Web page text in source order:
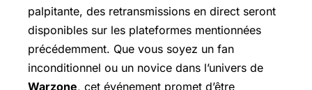
palpitante, des retransmissions en direct seront
disponibles sur les plateformes mentionnées
précédemment. Que vous soyez un fan
inconditionnel ou un novice dans l’univers de
Warzone, cet événement promet d’être